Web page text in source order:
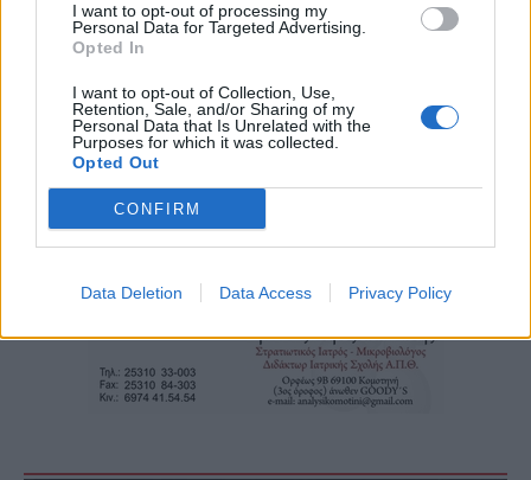
I want to opt-out of processing my
Personal Data for Targeted Advertising.
Opted In
I want to opt-out of Collection, Use,
Retention, Sale, and/or Sharing of my
Personal Data that Is Unrelated with the
Purposes for which it was collected.
Opted Out
CONFIRM
Data Deletion Data Access Privacy Policy
Ταπρωτοσέλιδατωνεφημερίδων